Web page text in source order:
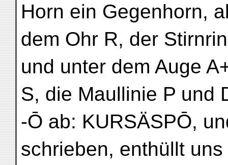
Horn ein Gegenhorn,
dem Ohr R, der
und unter dem Auge
S, die Maullinie P und
-Ō ab: KURSÄSPŌ,
schrieben, enthüllt